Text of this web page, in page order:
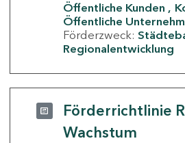
Öffentliche Kunden
Öffentliche
Förderzweck:
Regionalentwicklung
Förderrichtlinie
Wachstum